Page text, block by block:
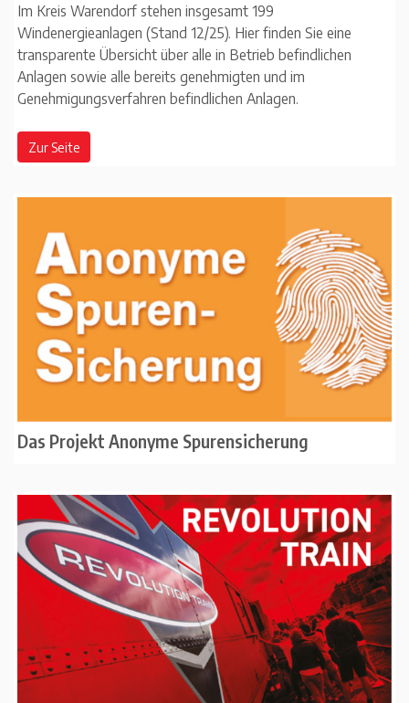
Im Kreis Warendorf stehen insgesamt 199
Windenergieanlagen (Stand 12/25). Hier finden Sie eine
transparente Übersicht über alle in Betrieb befindlichen
Anlagen sowie alle bereits genehmigten und im
Genehmigungsverfahren befindlichen Anlagen.
Zur Seite
Das Projekt Anonyme Spurensicherung